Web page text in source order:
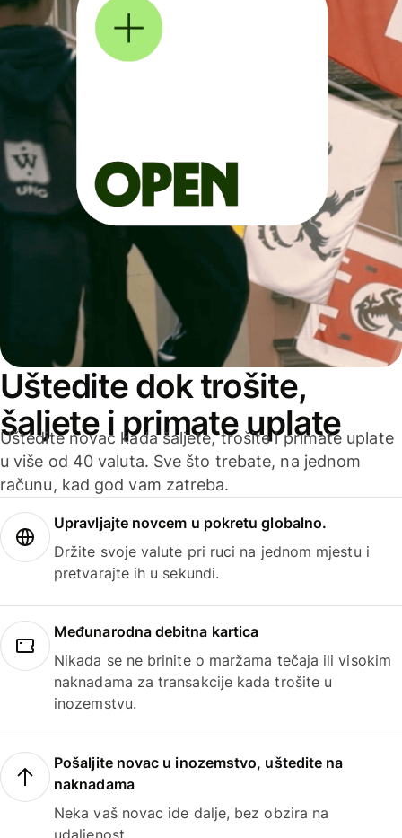
Uštedite dok trošite,
šaljete i primate uplate
Uštedite novac kada šaljete, trošite i primate uplate
u više od 40 valuta. Sve što trebate, na jednom
računu, kad god vam zatreba.
Upravljajte novcem u pokretu globalno.
Držite svoje valute pri ruci na jednom mjestu i
pretvarajte ih u sekundi.
Međunarodna debitna kartica
Nikada se ne brinite o maržama tečaja ili visokim
naknadama za transakcije kada trošite u
inozemstvu.
Pošaljite novac u inozemstvo, uštedite na
naknadama
Neka vaš novac ide dalje, bez obzira na
udaljenost.